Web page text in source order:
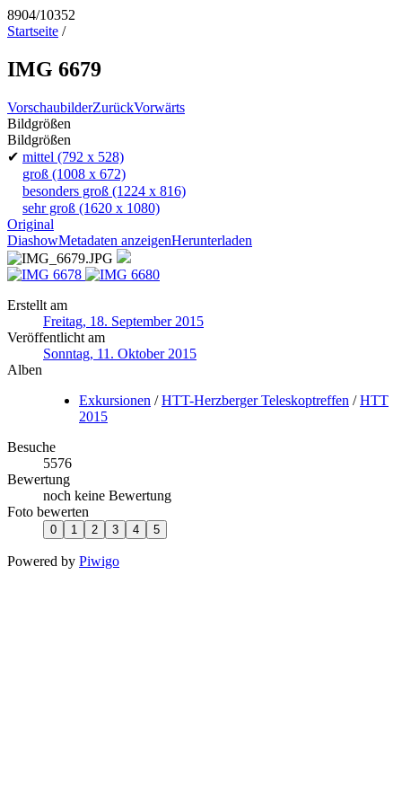
8904/10352
Startseite /
IMG 6679
VorschaubilderZurückVorwärts
Bildgrößen
Bildgrößen
✔ mittel (792 x 528)
groß (1008 x 672)
besonders groß (1224 x 816)
sehr groß (1620 x 1080)
Original
DiashowMetadaten anzeigenHerunterladen
Erstellt am
Freitag, 18. September 2015
Veröffentlicht am
Sonntag, 11. Oktober 2015
Alben
Exkursionen /HTT-Herzberger Teleskoptreffen /HTT
2015
Besuche
5576
Bewertung
noch keine Bewertung
Foto bewerten
Powered by Piwigo